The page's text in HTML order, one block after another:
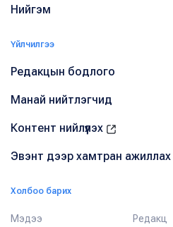
Нийгэм
Үйлчилгээ
Редакцын бодлого
Манай нийтлэгчид
Контент нийлүүлэх
Эвэнт дээр хамтран ажиллах
Холбоо барих
Мэдээ
Редакц